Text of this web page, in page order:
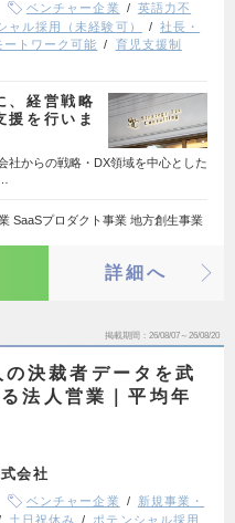
ベンチャー企業
英語力不
ャル採用（未経験可）
社長・
ートワーク可能
育児支援制
、経営戦略
援を行いま
社からの戦略・DX領域を中心とした
SaaSプロダクト事業 地方創生事業
詳細へ
掲載期間 26/08/07～26/08/20
決裁者データを武
法人営業｜平均年
会社
ベンチャー企業
新規事業・
土日祝休み ポテンシャル採用